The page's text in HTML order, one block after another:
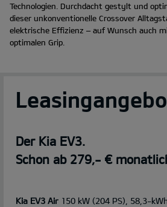
Technologien. Durchdacht gestylt und
dieser unkonventionelle Crossover
elektrische Effizienz – auf Wunsch auch
optimalen Grip.
Der Kia EV3.
Schon ab 279,- €
Kia EV3 Air 150 kW (204 PS), 58,3-